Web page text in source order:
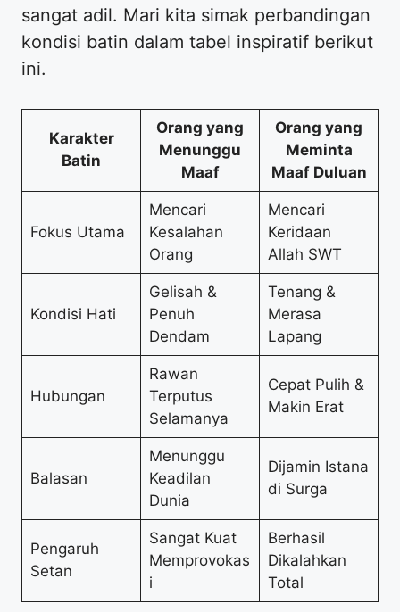
sangat adil. Mari kita simak perbandingan
kondisi batin dalam tabel inspiratif berikut
ini.
Karakter
Batin
Orang yang
Menunggu
Maaf
Orang yang
Meminta
Maaf Duluan
Fokus Utama
Mencari
Kesalahan
Orang
Mencari
Keridaan
Allah SWT
Kondisi Hati
Gelisah &
Penuh
Dendam
Tenang &
Merasa
Lapang
Hubungan
Rawan
Terputus
Selamanya
Cepat Pulih &
Makin Erat
Balasan
Menunggu
Keadilan
Dunia
Dijamin Istana
di Surga
Pengaruh
Setan
Sangat Kuat
Memprovokas
i
Berhasil
Dikalahkan
Total